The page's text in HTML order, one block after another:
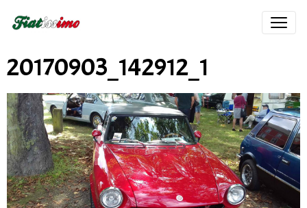
20170903_142912_1